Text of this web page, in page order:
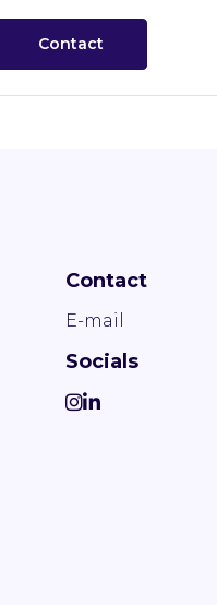
Contact
Contact
E-mail
Socials